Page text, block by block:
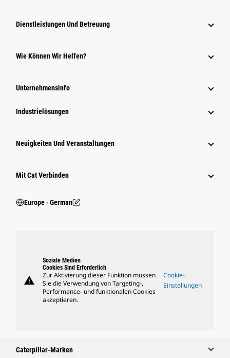
Dienstleistungen Und Betreuung
Wie Können Wir Helfen?
Unternehmensinfo
Industrielösungen
Neuigkeiten Und Veranstaltungen
Mit Cat Verbinden
Europe ‧ German
warning
Soziale Medien
Cookies Sind Erforderlich
Zur Aktivierung dieser Funktion müssen
Sie die Verwendung von Targeting-,
Performance- und funktionalen Cookies
akzeptieren.
Cookie-
Einstellungen
Caterpillar-Marken